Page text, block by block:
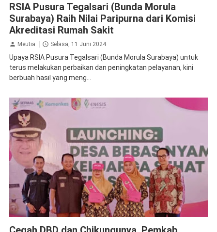
RSIA Pusura Tegalsari (Bunda Morula
Surabaya) Raih Nilai Paripurna dari Komisi
Akreditasi Rumah Sakit
Meutia Selasa, 11 Juni 2024
Upaya RSIA Pusura Tegalsari (Bunda Morula Surabaya) untuk
terus melakukan perbaikan dan peningkatan pelayanan, kini
berbuah hasil yang meng...